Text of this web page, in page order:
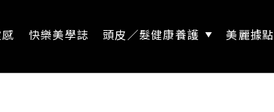
快樂美學誌 頭皮／髮健康養護 美麗據點